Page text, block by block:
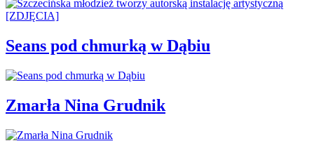
Seans pod chmurką w Dąbiu
Zmarła Nina Grudnik